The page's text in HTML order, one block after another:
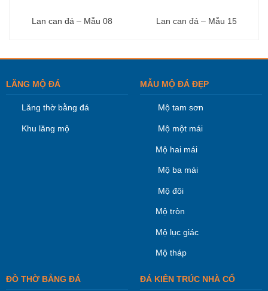
Lan can đá – Mẫu 08 Lan can đá – Mẫu 15
LĂNG MỘ ĐÁ
Lăng thờ bằng đá
Khu lăng mộ
MẪU MỘ ĐÁ ĐẸP
Mộ tam sơn
Mộ một mái
Mộ hai mái
Mộ ba mái
Mộ đôi
Mộ tròn
Mộ lục giác
Mộ tháp
ĐỒ THỜ BẰNG ĐÁ ĐÁ KIÊN TRÚC NHÀ CỔ